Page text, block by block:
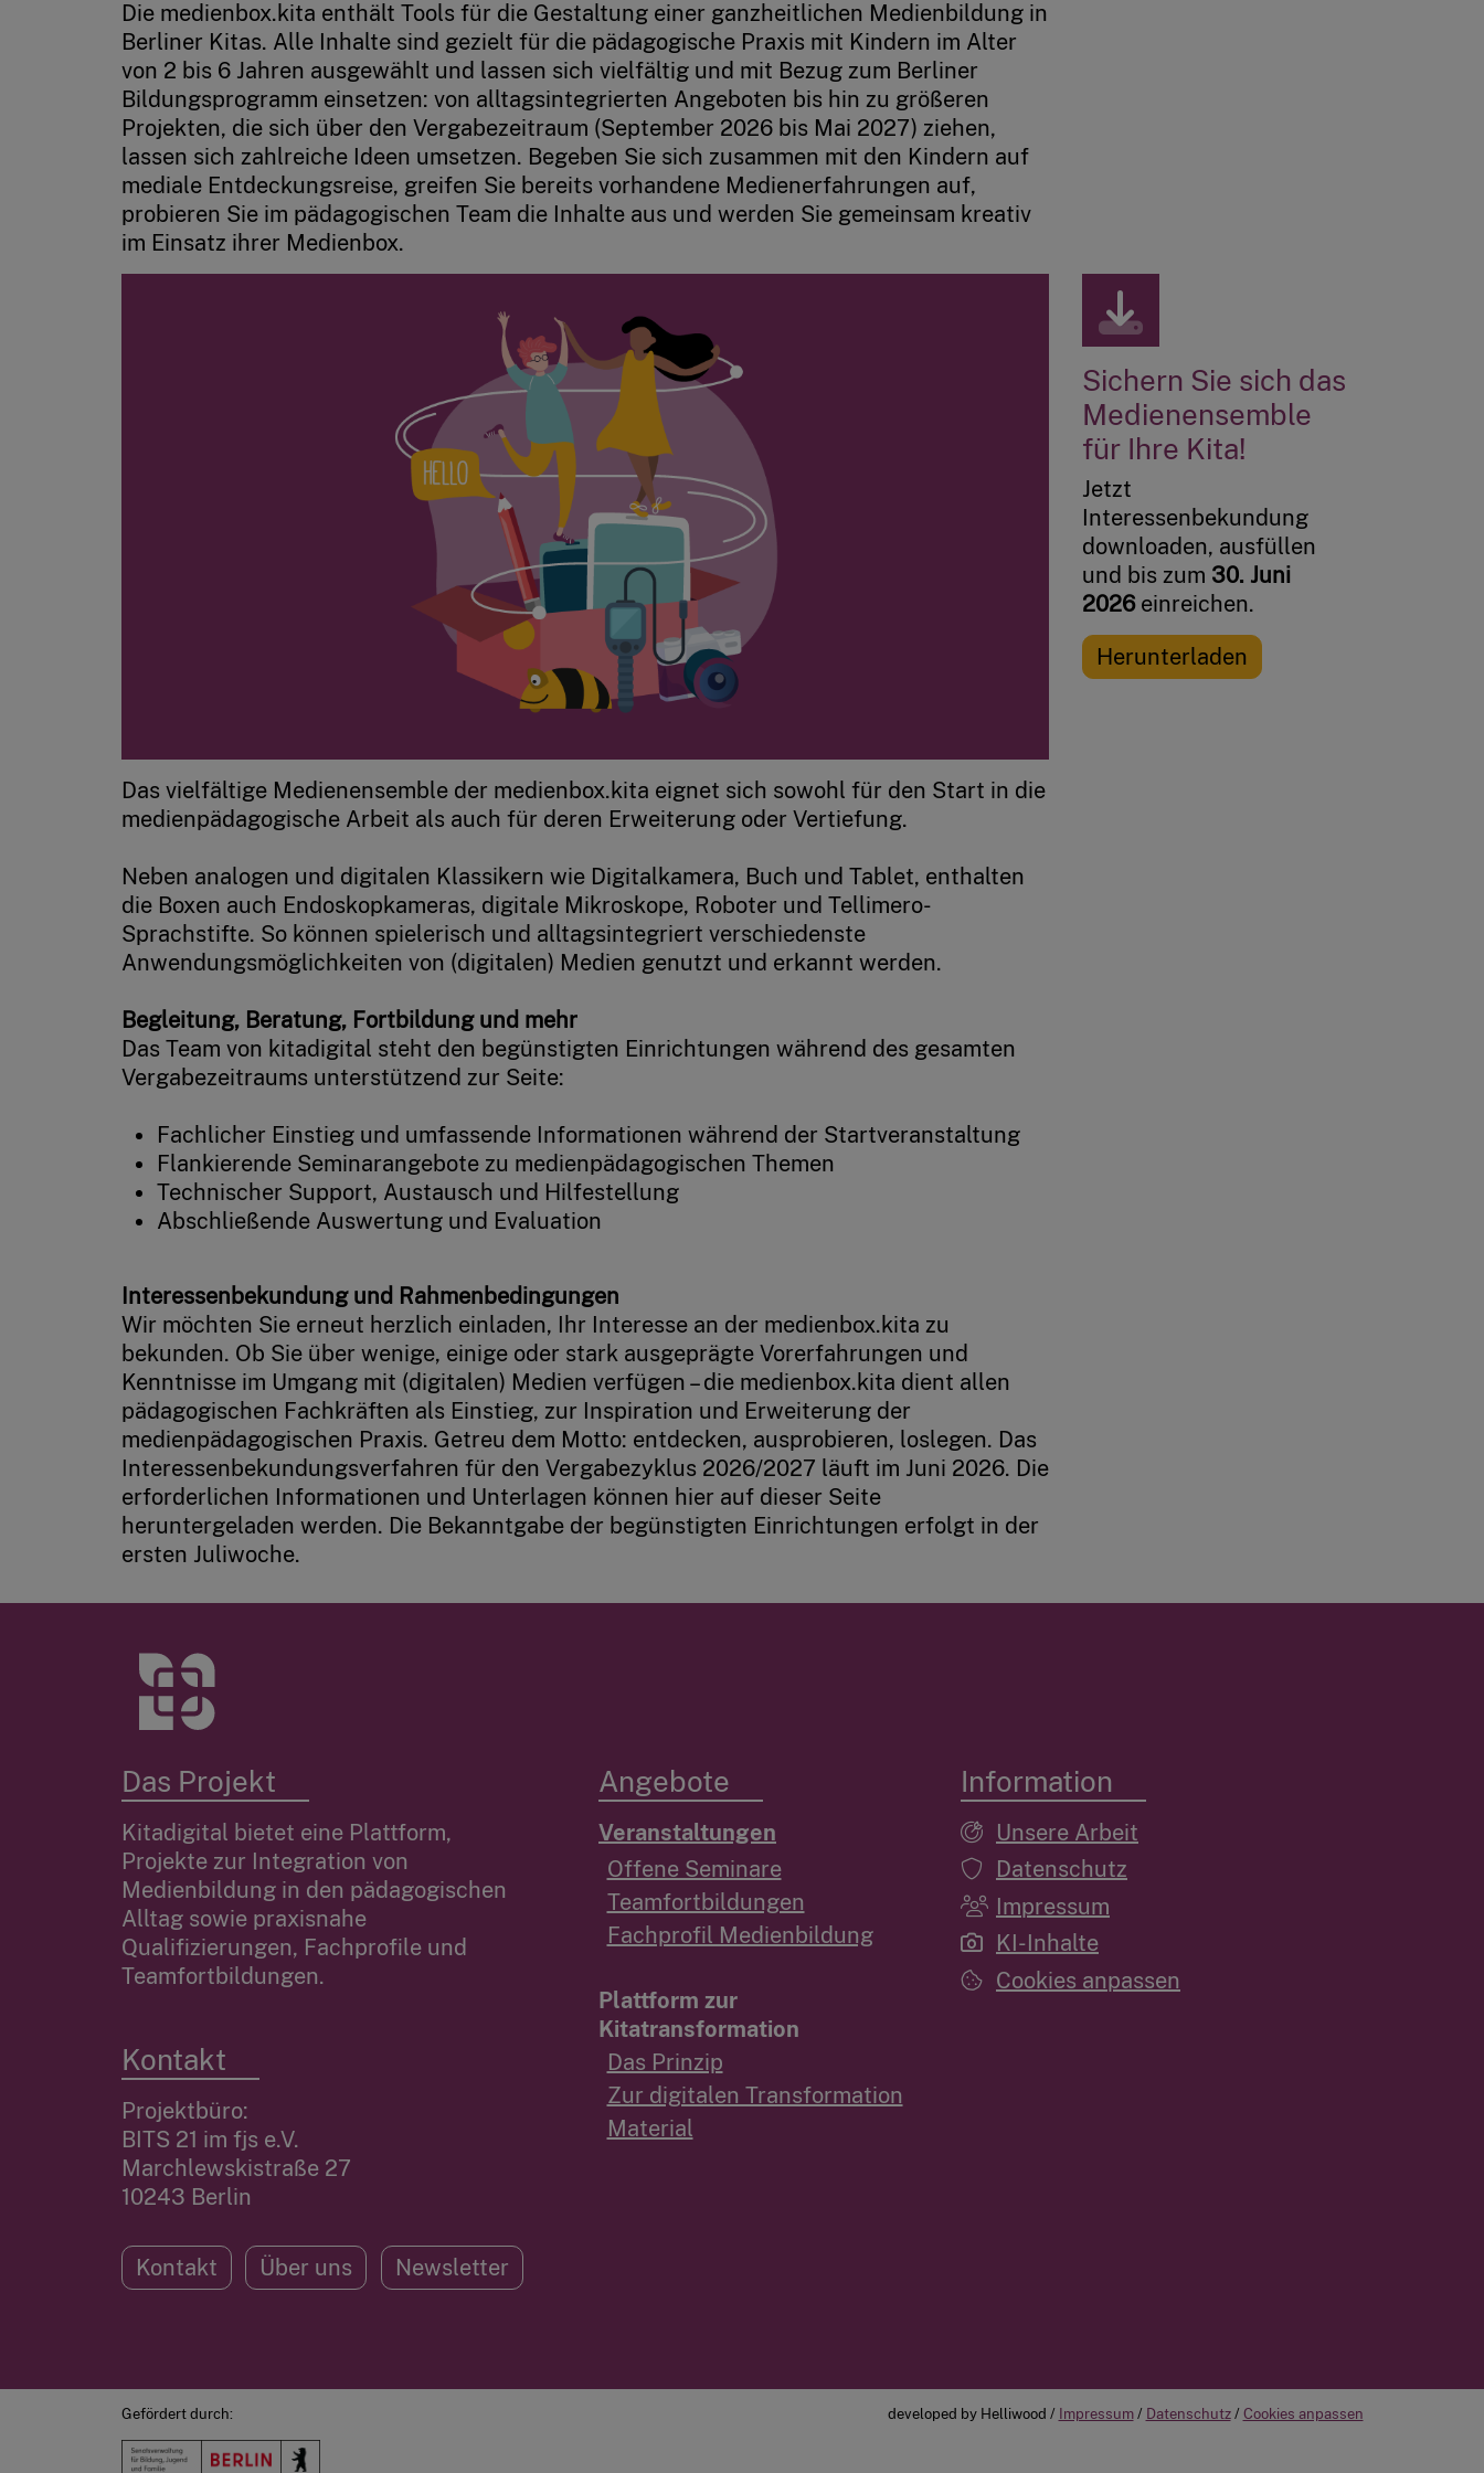
Die medienbox.kita enthält Tools für die Gestaltung einer ganzheitlichen Medienbildung in
Berliner Kitas. Alle Inhalte sind gezielt für die pädagogische Praxis mit Kindern im Alter
von 2 bis 6 Jahren ausgewählt und lassen sich vielfältig und mit Bezug zum Berliner
Bildungsprogramm einsetzen: von alltagsintegrierten Angeboten bis hin zu größeren
Projekten, die sich über den Vergabezeitraum (September 2026 bis Mai 2027) ziehen,
lassen sich zahlreiche Ideen umsetzen. Begeben Sie sich zusammen mit den Kindern auf
mediale Entdeckungsreise, greifen Sie bereits vorhandene Medienerfahrungen auf,
probieren Sie im pädagogischen Team die Inhalte aus und werden Sie gemeinsam kreativ
im Einsatz ihrer Medienbox.
Das vielfältige Medienensemble der medienbox.kita eignet sich sowohl für den Start in die
medienpädagogische Arbeit als auch für deren Erweiterung oder Vertiefung.
Neben analogen und digitalen Klassikern wie Digitalkamera, Buch und Tablet, enthalten
die Boxen auch Endoskopkameras, digitale Mikroskope, Roboter und Tellimero-
Sprachstifte. So können spielerisch und alltagsintegriert verschiedenste
Anwendungsmöglichkeiten von (digitalen) Medien genutzt und erkannt werden.
Begleitung, Beratung, Fortbildung und mehr
Das Team von kitadigital steht den begünstigten Einrichtungen während des gesamten
Vergabezeitraums unterstützend zur Seite:
Fachlicher Einstieg und umfassende Informationen während der Startveranstaltung
Flankierende Seminarangebote zu medienpädagogischen Themen
Technischer Support, Austausch und Hilfestellung
Abschließende Auswertung und Evaluation
Interessenbekundung und Rahmenbedingungen
Wir möchten Sie erneut herzlich einladen, Ihr Interesse an der medienbox.kita zu
bekunden. Ob Sie über wenige, einige oder stark ausgeprägte Vorerfahrungen und
Kenntnisse im Umgang mit (digitalen) Medien verfügen – die medienbox.kita dient allen
pädagogischen Fachkräften als Einstieg, zur Inspiration und Erweiterung der
medienpädagogischen Praxis. Getreu dem Motto: entdecken, ausprobieren, loslegen. Das
Interessenbekundungsverfahren für den Vergabezyklus 2026/2027 läuft im Juni 2026. Die
erforderlichen Informationen und Unterlagen können hier auf dieser Seite
heruntergeladen werden. Die Bekanntgabe der begünstigten Einrichtungen erfolgt in der
ersten Juliwoche.
Sichern Sie sich das
Medienensemble
für Ihre Kita!
Jetzt
Interessenbekundung
downloaden, ausfüllen
und bis zum 30. Juni
2026 einreichen.
Herunterladen
Das Projekt
Kitadigital bietet eine Plattform,
Projekte zur Integration von
Medienbildung in den pädagogischen
Alltag sowie praxisnahe
Qualifizierungen, Fachprofile und
Teamfortbildungen.
Kontakt
Projektbüro:
BITS 21 im fjs e.V.
Marchlewskistraße 27
10243 Berlin
Angebote
Veranstaltungen
Offene Seminare
Teamfortbildungen
Fachprofil Medienbildung
Plattform zur
Kitatransformation
Das Prinzip
Zur digitalen Transformation
Material
Information
Unsere Arbeit
Datenschutz
Impressum
KI-Inhalte
Cookies anpassen
Kontakt Über uns Newsletter
Gefördert durch: developed by Helliwood / Impressum/ Datenschutz/ Cookies anpassen